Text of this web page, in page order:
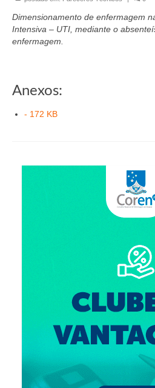
Conselheiros e
Eleições Triênio
Eleições 2023
Agenda do presidente
Editais e licitação
Eleições
Fiscalização
Responsabilidade Técnica
Legislações
Dimensionamento de enfermagem
Intensiva – UTI, mediante o
enfermagem.
Anexos:
- 172 KB